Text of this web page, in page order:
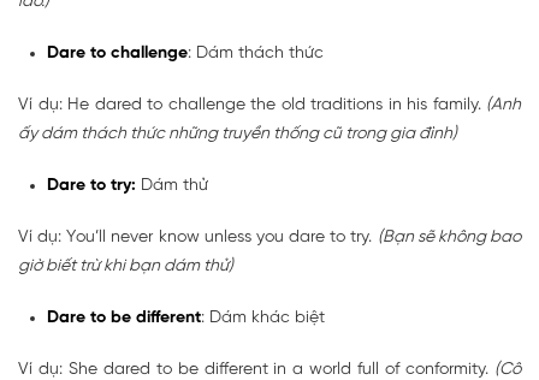
Dare to challenge: Dám thách thức
Ví dụ: He dared to challenge the old traditions in his family. (Anh
ấy dám thách thức những truyền thống cũ trong gia đình)
Dare to try: Dám thử
Ví dụ: You’ll never know unless you dare to try. (Bạn sẽ không bao
giờ biết trừ khi bạn dám thử)
Dare to be different: Dám khác biệt
Ví dụ: She dared to be different in a world full of conformity. (Cô